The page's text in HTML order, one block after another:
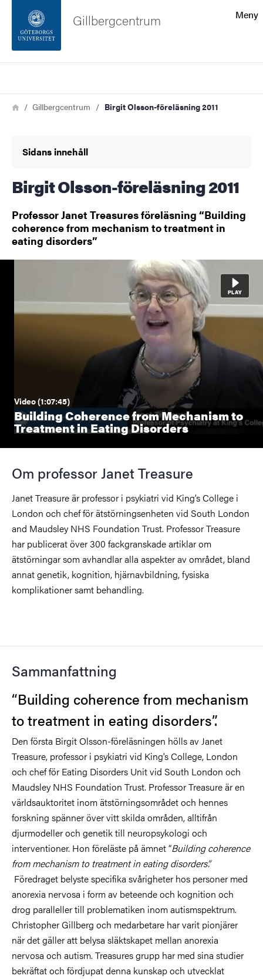
Sidfoten
Meny
Gillbergcentrum
Länkstig
HemGillbergcentrum Birgit Olsson-föreläsning 2011
Sidans innehåll
Birgit Olsson-föreläsning 2011
Professor Janet Treasures föreläsning “Building
coherence from mechanism to treatment in
eating disorders”
Video (1:07:45)
Building Coherence from Mechanism to
Treatment in Eating Disorders
Om professor Janet Treasure
Janet Treasure är professor i psykiatri vid King’s College i
London och chef för ätstörningsenheten vid South London
and Maudsley NHS Foundation Trust. Professor Treasure
har publicerat över 300 fackgranskade artiklar om
ätstörningar som avhandlar alla aspekter av området, bland
annat genetik, kognition, hjärnavbildning, fysiska
komplikationer samt behandling.
Sammanfattning
“Building coherence from mechanism
to treatment in eating disorders”.
Den första Birgit Olsson-föreläsningen hölls av Janet
Treasure, professor i psykiatri vid King’s College, London
och chef för Eating Disorders Unit vid South London och
Maudsley NHS Foundation Trust. Professor Treasure är en
världsauktoritet inom ätstörningsområdet och hennes
forskning spänner över vitt skilda områden, alltifrån
djurmodeller och genetik till neuropsykologi och
interventioner. Hon föreläste på ämnet “Building coherence
from mechanism to treatment in eating disorders”.
Föredraget belyste specifika svårigheter hos personer med
anorexia nervosa i form av beteende och kognition och
drog paralleller till problematiken inom autismspektrum.
Christopher Gillberg och medarbetare har varit pionjärer
när det gäller att belysa släktskapet mellan anorexia
nervosa och autism. Treasures grupp har med sina studier
bekräftat och fördjupat denna kunskap och utvecklat